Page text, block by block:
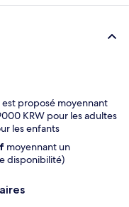
est proposé moyennant
KRW pour les adultes
les enfants
moyennant un
disponibilité)